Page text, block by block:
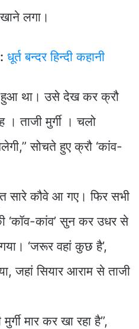
लगा।
धूर्त बन्दर हिन्दी कहानी
हुआ था। उसे देख कर क्रौ
ताजी मुर्गी । चलो
सोचते हुए क्रौ ‘कांव-
कौवे आ गए। फिर सभी
कांव’ सुन कर उधर से
‘जरूर वहां कुछ है’,
जहां सियार आराम से ताजी
मार कर खा रहा है”,